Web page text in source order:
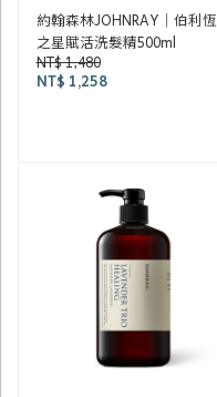
約翰森林JOHNRAY｜伯利恆
之星賦活洗髮精500ml
NT$ 1,480
NT$ 1,258